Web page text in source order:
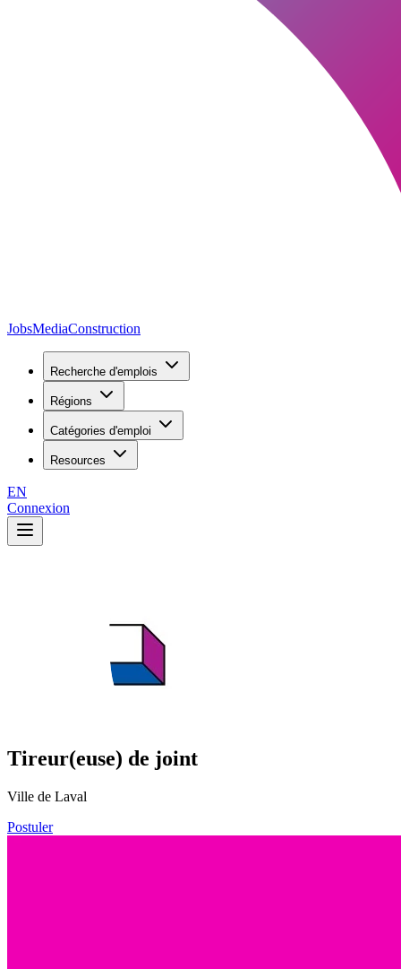
JobsMediaConstruction
Recherche d'emplois
Régions
Catégories d'emploi
Resources
EN
Connexion
Tireur(euse) de joint
Ville de Laval
Postuler